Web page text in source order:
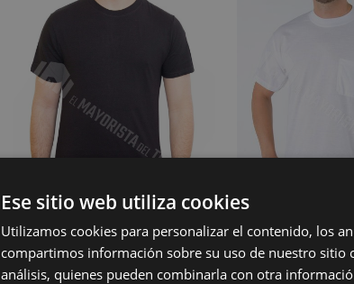
Camiseta 205 Rapife
Camiseta
Inicia sesión
Ese sitio web utiliza cookies
Utilizamos cookies para personalizar el contenido, los
compartimos información sobre su uso de nuestro sitio
análisis, quienes pueden combinarla con otra